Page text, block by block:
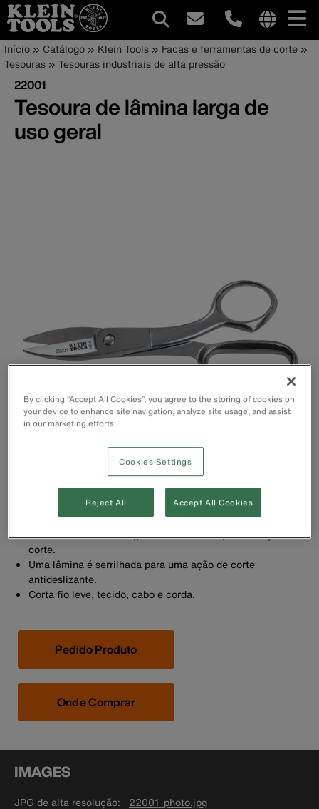
Pular
para
conteúdo
principal
site
Navegação
principal
Trilha
de
navegação
Início Catálogo Klein Tools
Facas e ferramentas de corte
Tesouras
Tesouras industriais de alta pressão
22001
Tesoura de lâmina larga de
uso geral
O revestimento de níquel-cromo resiste à corrosão e
oxidação.
Mordentes curtos e largos fornecem uma potente ação de
corte.
Uma lâmina é serrilhada para uma ação de corte
antideslizante.
Corta fio leve, tecido, cabo e corda.
Pedido Produto
Onde Comprar
IMAGES
JPG de alta resolução
22001_photo.jpg
By clicking “Accept All Cookies”, you agree to the storing of cookies on
your device to enhance site navigation, analyze site usage, and assist
in our marketing efforts.
Cookies Settings
Reject All Accept All Cookies